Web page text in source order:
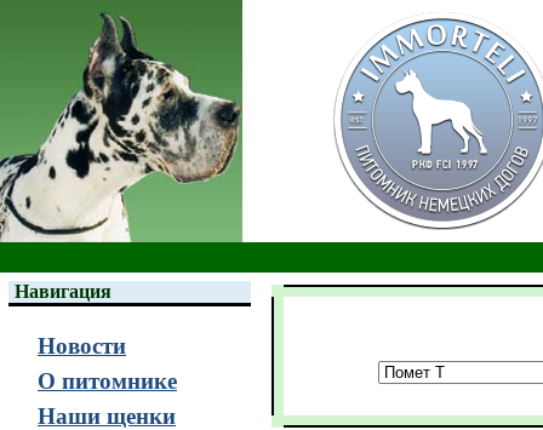
Навигация
Новости
О питомнике
Наши щенки